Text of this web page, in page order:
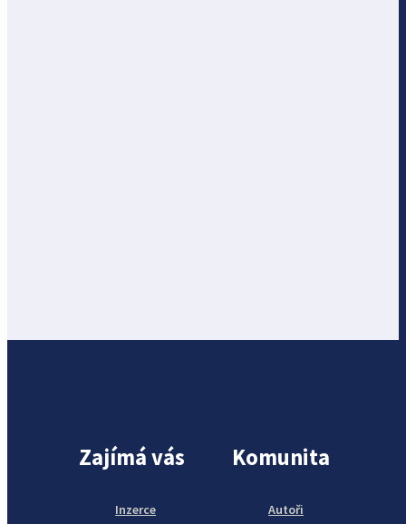
Zajímá vás
Inzerce
Komunita
Autoři